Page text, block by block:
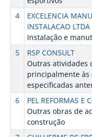
4
EXCELENCIA
INSTALACAO LTDA
Instalação e
5
RSP CONSULT
Outras atividades
principalmente às
especificadas
6
PEL REFORMAS E
Outras obras de
construção